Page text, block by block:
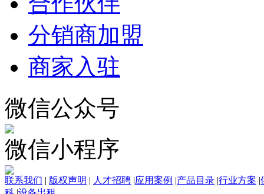
分销商加盟
商家入驻
微信公众号
微信小程序
联系我们 | 版权声明 | 人才招聘 |应用案例 |产品目录 |行业方案 |